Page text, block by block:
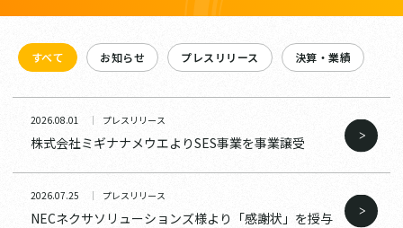
すべて お知らせ プレスリリース 決算・業績
2026.08.01 プレスリリース
株式会社ミギナナメウエよりSES事業を事業譲受
2026.07.25 プレスリリース
NECネクサソリューションズ様より「感謝状」を授与